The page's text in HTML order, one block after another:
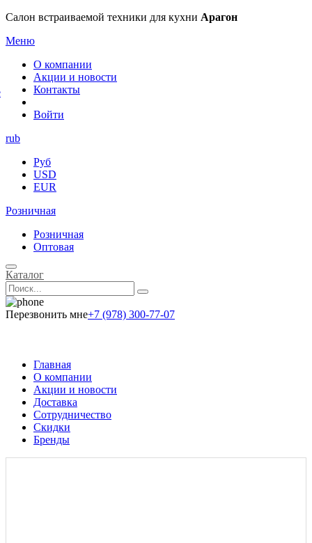
Салон встраиваемой техники для кухни Арагон
Меню
О компании
Акции и новости
Контакты
Войти
rub
Руб
USD
EUR
Розничная
Розничная
Оптовая
Каталог
Перезвонить мне+7 (978) 300-77-07
Главная
О компании
Акции и новости
Доставка
Сотрудничество
Скидки
Бренды